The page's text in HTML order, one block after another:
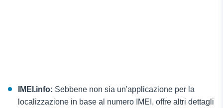
IMEI.info: Sebbene non sia un'applicazione per la
localizzazione in base al numero IMEI, offre altri dettagli